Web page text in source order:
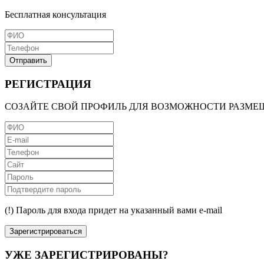
Бесплатная консультация
Отправить
РЕГИСТРАЦИЯ
СОЗАЙТЕ СВОЙ ПРОФИЛЬ ДЛЯ ВОЗМОЖНОСТИ
(!) Пароль для входа придет на указанный вами e-mail
Зарегистрироваться
УЖЕ ЗАРЕГИСТРИРОВАНЫ?